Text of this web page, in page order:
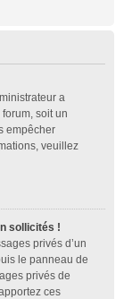
a
soit un
empêcher
veuillez
sollicités !
privés d’un
le panneau de
privés de
ces